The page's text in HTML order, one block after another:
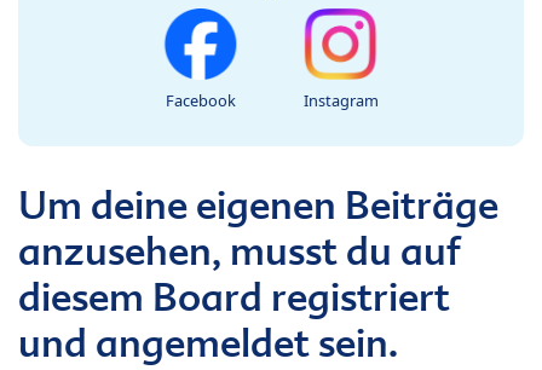
Facebook Instagram
Um deine eigenen Beiträge
anzusehen, musst du auf
diesem Board registriert
und angemeldet sein.